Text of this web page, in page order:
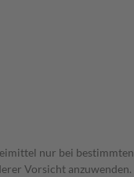
nur bei
Vorsicht anzuwenden.